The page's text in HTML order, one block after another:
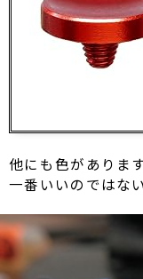
他にも色がありま
一番いいのではな